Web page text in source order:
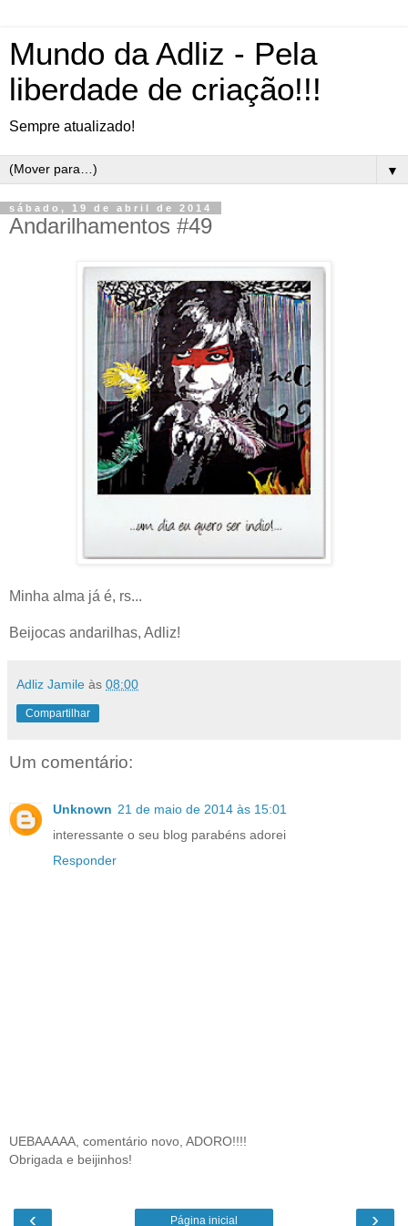
Mundo da Adliz - Pela
liberdade de criação!!!
Sempre atualizado!
▼
sábado, 19 de abril de 2014
Andarilhamentos #49
Minha alma já é, rs...
Beijocas andarilhas, Adliz!
Adliz Jamile às 08:00
Compartilhar
Um comentário:
Unknown 21 de maio de 2014 às 15:01
interessante o seu blog parabéns adorei
Responder
UEBAAAAA, comentário novo, ADORO!!!!
Obrigada e beijinhos!
‹ ›
Página inicial